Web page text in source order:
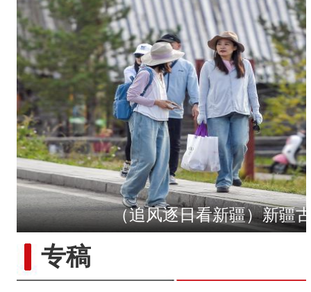
“五一”假期，开都河天鹅
（追风逐日看新疆）新疆
专稿